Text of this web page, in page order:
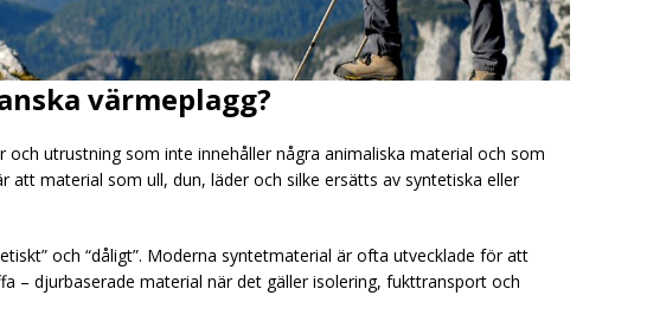
värmeplagg?
och utrustning som inte innehåller några animaliska material och som
att material som ull, dun, läder och silke ersätts av syntetiska eller
och “dåligt”. Moderna syntetmaterial är ofta utvecklade för att
– djurbaserade material när det gäller isolering, fukttransport och